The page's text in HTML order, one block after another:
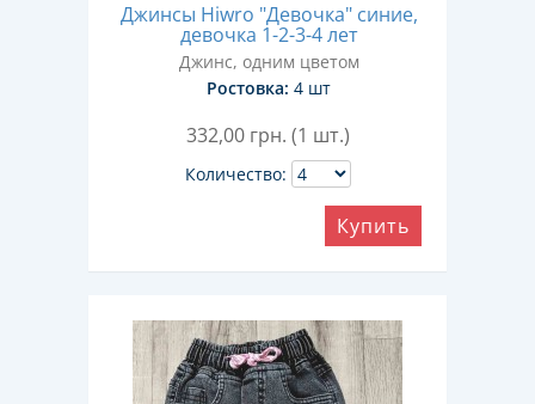
Джинсы Hiwro "Девочка" синие,
девочка 1-2-3-4 лет
Джинс, одним цветом
Ростовка: 4 шт
332,00 грн. (1 шт.)
Количество:
Купить